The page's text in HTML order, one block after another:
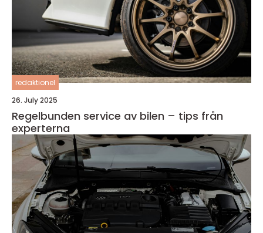
redaktionel
26. July 2025
Regelbunden service av bilen – tips från
experterna